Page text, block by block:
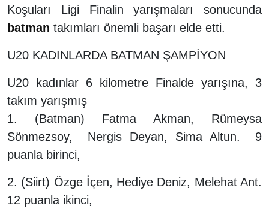
Koşuları Ligi Finalin yarışmaları sonucunda
batman takımları önemli başarı elde etti.
U20 KADINLARDA BATMAN ŞAMPİYON
U20 kadınlar 6 kilometre Finalde yarışına, 3
takım yarışmış
1. (Batman) Fatma Akman, Rümeysa
Sönmezsoy, Nergis Deyan, Sima Altun. 9
puanla birinci,
2. (Siirt) Özge İçen, Hediye Deniz, Melehat Ant.
12 puanla ikinci,